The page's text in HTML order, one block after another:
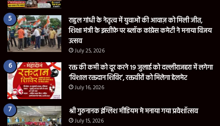
राहुल गांधी के नेतृत्व में युवाओं की आवाज़ को मिली जीत,
शिक्षा मंत्री के इस्तीफ़े पर ब्लॉक कांग्रेस कमेटी ने मनाया विजय
उत्सव
July 25, 2026
रक्त की कमी को दूर करने 19 जुलाई को दल्लीराजहरा में लगेगा
‘विशाल रक्तदान शिविर’, रक्तवीरों को मिलेगा हेलमेट
July 16, 2026
श्री गुरुनानक इंग्लिश मीडियम मे मनाया गया प्रवेशॉत्सव
July 15, 2026